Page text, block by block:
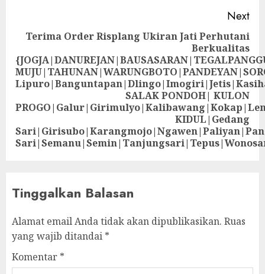
Next
Terima Order Risplang Ukiran Jati Perhutani
Berkualitas
SALAK PONDOH| KULON
KIDUL|Gedang
Tinggalkan Balasan
Alamat email Anda tidak akan dipublikasikan. Ruas
yang wajib ditandai *
Komentar *